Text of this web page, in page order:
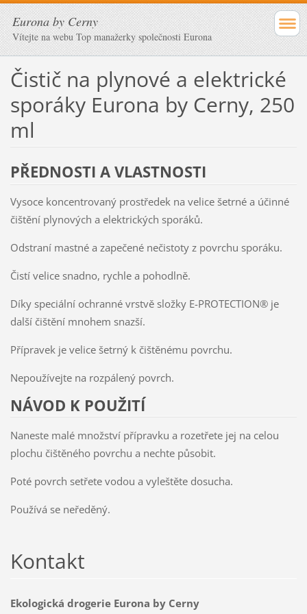
Eurona by Cerny
Vítejte na webu Top manažerky společnosti Eurona
Čistič na plynové a elektrické
sporáky Eurona by Cerny, 250
ml
PŘEDNOSTI A VLASTNOSTI
Vysoce koncentrovaný prostředek na velice šetrné a účinné
čištění plynových a elektrických sporáků.
Odstraní mastné a zapečené nečistoty z povrchu sporáku.
Čistí velice snadno, rychle a pohodlně.
Díky speciální ochranné vrstvě složky E-PROTECTION® je
další čištění mnohem snazší.
Přípravek je velice šetrný k čištěnému povrchu.
Nepoužívejte na rozpálený povrch.
NÁVOD K POUŽITÍ
Naneste malé množství přípravku a rozetřete jej na celou
plochu čištěného povrchu a nechte působit.
Poté povrch setřete vodou a vyleštěte dosucha.
Používá se neředěný.
Kontakt
Ekologická drogerie Eurona by Cerny